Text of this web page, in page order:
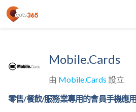
Mobile.Cards
由 Mobile.Cards 設立
零售/餐飲/服務業專用的會員手機應